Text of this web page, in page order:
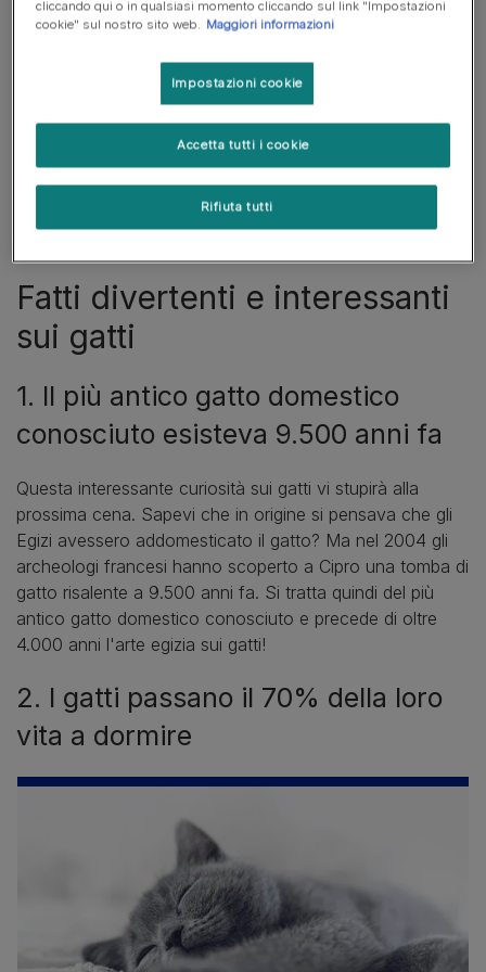
13. Il record per le fusa più rumorose è di 67,8db(A)
Fatti divertenti e interessanti
sui gatti
1. Il più antico gatto domestico
conosciuto esisteva 9.500 anni fa
Questa interessante curiosità sui gatti vi stupirà alla
prossima cena. Sapevi che in origine si pensava che gli
Egizi avessero addomesticato il gatto? Ma nel 2004 gli
archeologi francesi hanno scoperto a Cipro una tomba di
gatto risalente a 9.500 anni fa. Si tratta quindi del più
antico gatto domestico conosciuto e precede di oltre
4.000 anni l'arte egizia sui gatti!
2. I gatti passano il 70% della loro
vita a dormire
cliccando qui o in qualsiasi momento cliccando sul link "Impostazioni
cookie" sul nostro sito web. Maggiori informazioni
Impostazioni cookie
Rifiuta tutti
Accetta tutti i cookie